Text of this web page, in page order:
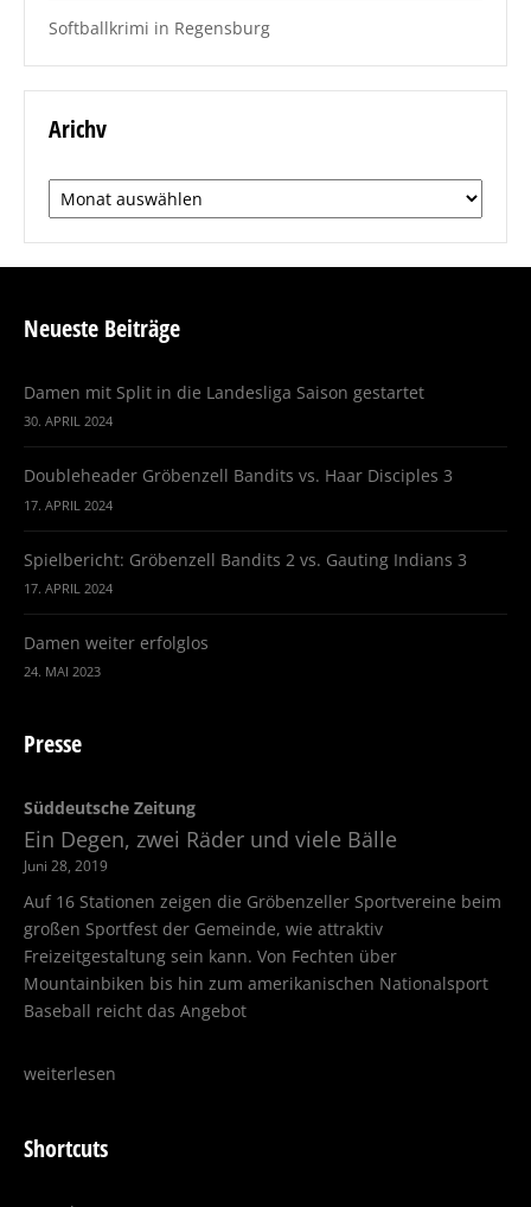
Softballkrimi in Regensburg
Arichv
Arichv
Neueste Beiträge
Damen mit Split in die Landesliga Saison gestartet
30. APRIL 2024
Doubleheader Gröbenzell Bandits vs. Haar Disciples 3
17. APRIL 2024
Spielbericht: Gröbenzell Bandits 2 vs. Gauting Indians 3
17. APRIL 2024
Damen weiter erfolglos
24. MAI 2023
Presse
Juni 28, 2019
Süddeutsche Zeitung
Ein Degen, zwei Räder und viele Bälle
Auf 16 Stationen zeigen die Gröbenzeller Sportvereine beim
großen Sportfest der Gemeinde, wie attraktiv
Freizeitgestaltung sein kann. Von Fechten über
Mountainbiken bis hin zum amerikanischen Nationalsport
Baseball reicht das Angebot
weiterlesen
Shortcuts